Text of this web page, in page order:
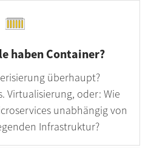
haben Container?
überhaupt?
Virtualisierung, oder: Wie
unabhängig von
Infrastruktur?